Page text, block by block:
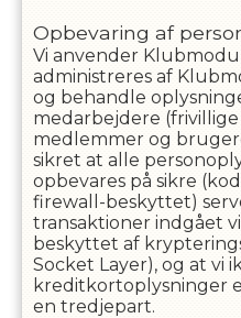
Opbevaring af
Vi anvender
administreres af
og behandle
medarbejdere
medlemmer og
sikret at alle
opbevares på sikre
firewall-beskyttet)
transaktioner indgået
beskyttet af
Socket Layer), og at vi
kreditkortoplysninger
en tredjepart.